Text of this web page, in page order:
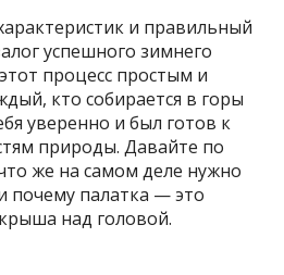
и правильный
успешного зимнего
процесс простым и
кто собирается в горы
уверенно и был готов к
природы. Давайте по
же на самом деле нужно
почему палатка — это
над головой.